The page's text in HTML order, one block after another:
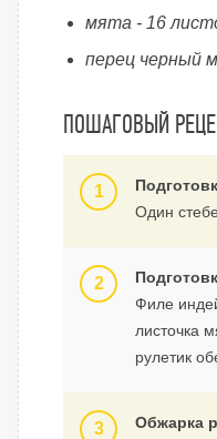
мята - 16
перец черный
ПОШАГОВЫЙ
Один
Филе
листочка
рулетик
Обжарка